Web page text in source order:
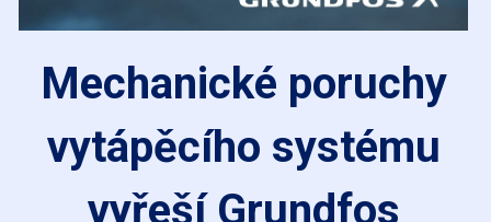
Mechanické poruchy
vytápěcího systému
vyřeší Grundfos